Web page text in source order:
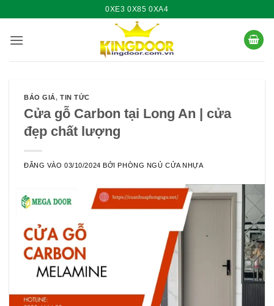
nội
0XE3 0X85 0XA4
BÁO GIÁ,TIN TỨC
Cửa gỗ Carbon tại Long An | cửa
đẹp chất lượng
ĐĂNG VÀO03/10/2024 BỞIPHÒNG NGỦ CỬA NHỰA